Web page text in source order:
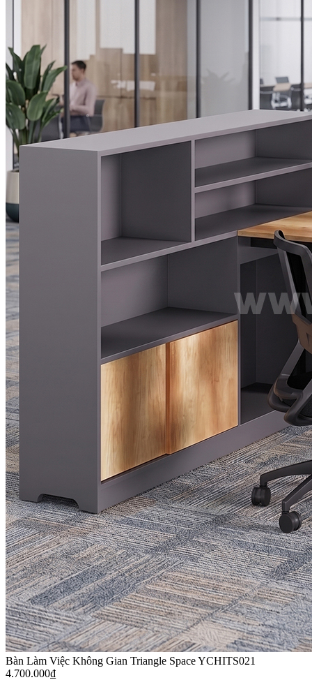
Bàn Làm Việc Không Gian Triangle Space YCHITS021
4.700.000₫